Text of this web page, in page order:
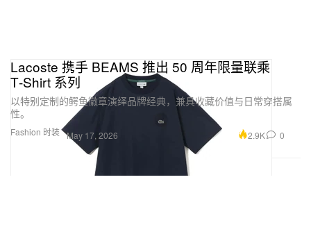
Fashion 时装
Lacoste 携手 BEAMS 推出 50 周年限量联乘
T‑Shirt 系列
以特别定制的鳄鱼徽章演绎品牌经典，兼具收藏价值与日常穿搭属
性。
May 17, 2026 2.9K 0